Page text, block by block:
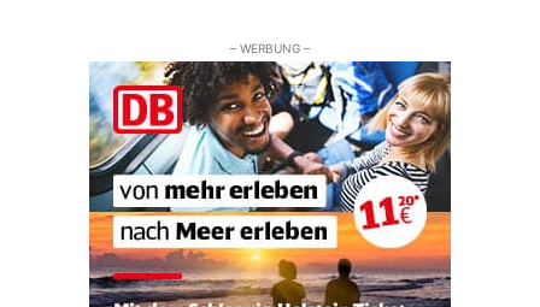
– WERBUNG –